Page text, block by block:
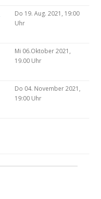
Do 19. Aug. 2021, 19:00
Uhr
Mi 06.Oktober 2021,
19.00 Uhr
Do 04. November 2021,
19:00 Uhr